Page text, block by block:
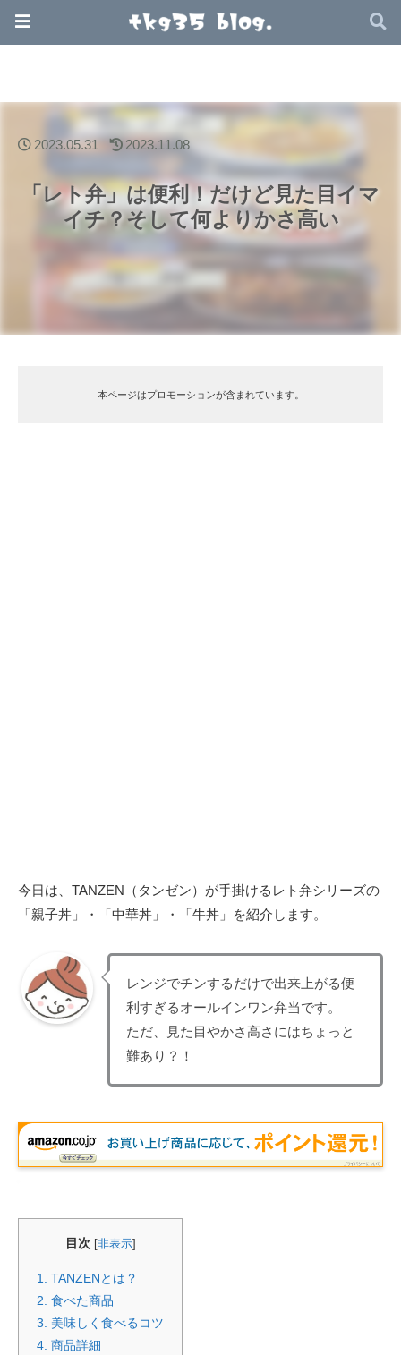
「レト弁」は便利！だけど見た目イマ
イチ？そして何よりかさ高い
2023.05.31 2023.11.08
本ページはプロモーションが含まれています。
今日は、TANZEN（タンゼン）が手掛けるレト弁シリーズの
「親子丼」・「中華丼」・「牛丼」を紹介します。
レンジでチンするだけで出来上がる便
利すぎるオールインワン弁当です。
ただ、見た目やかさ高さにはちょっと
難あり？！
目次 [非表示]
1.
TANZENとは？
2. 食べた商品
3.
美味しく食べるコツ
4. 商品詳細